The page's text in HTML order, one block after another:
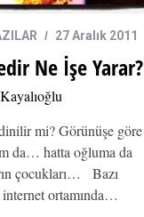
27 Aralık 2011
Ne İşe Yarar?
mi? Görünüşe göre
da… hatta oğluma da
çocukları… Bazı
internet ortamında…